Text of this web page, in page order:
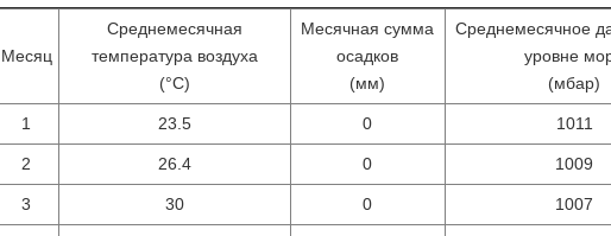
Месяц
Среднемесячная
температура воздуха
(°С)
Месячная сумма
осадков
(мм)
Среднемесячное
уровне
(мбар)
1 23.5 0 1011
2 26.4 0 1009
3 30 0 1007